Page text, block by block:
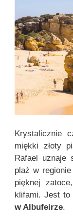
Krystalicznie
miękki złoty
Rafael uznaje
plaż w
pięknej
klifami. Jest to
w Albufeirze.